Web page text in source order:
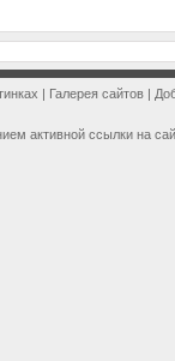
| Галерея сайтов |
активной ссылки на